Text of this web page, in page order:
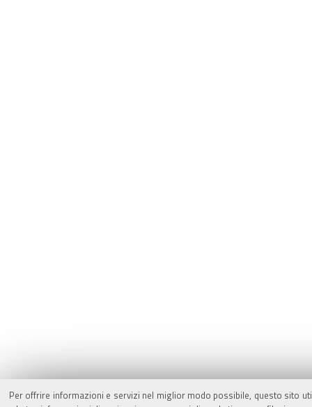
Per offrire informazioni e servizi nel miglior modo possibile, questo sito